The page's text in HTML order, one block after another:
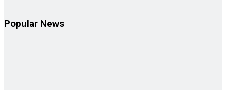
Popular News